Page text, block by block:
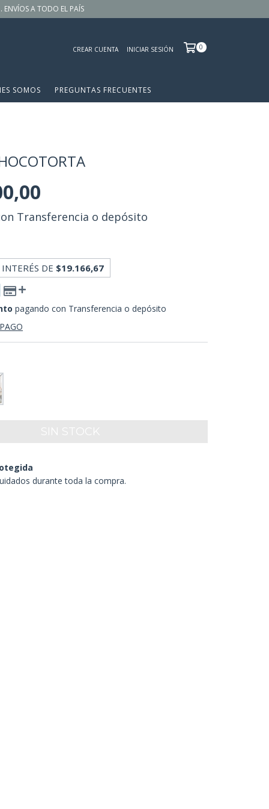
A TODO EL PAÍS
CREAR CUENTA INICIAR SESIÓN 0
SOMOS PREGUNTAS FRECUENTES
Transferencia o depósito
DE $19.166,67
pagando con Transferencia o depósito
durante toda la compra.